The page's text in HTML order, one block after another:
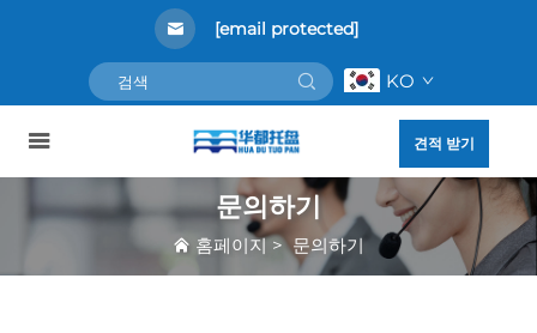
[email protected]
KO
견적 받기
문의하기
홈페이지>문의하기